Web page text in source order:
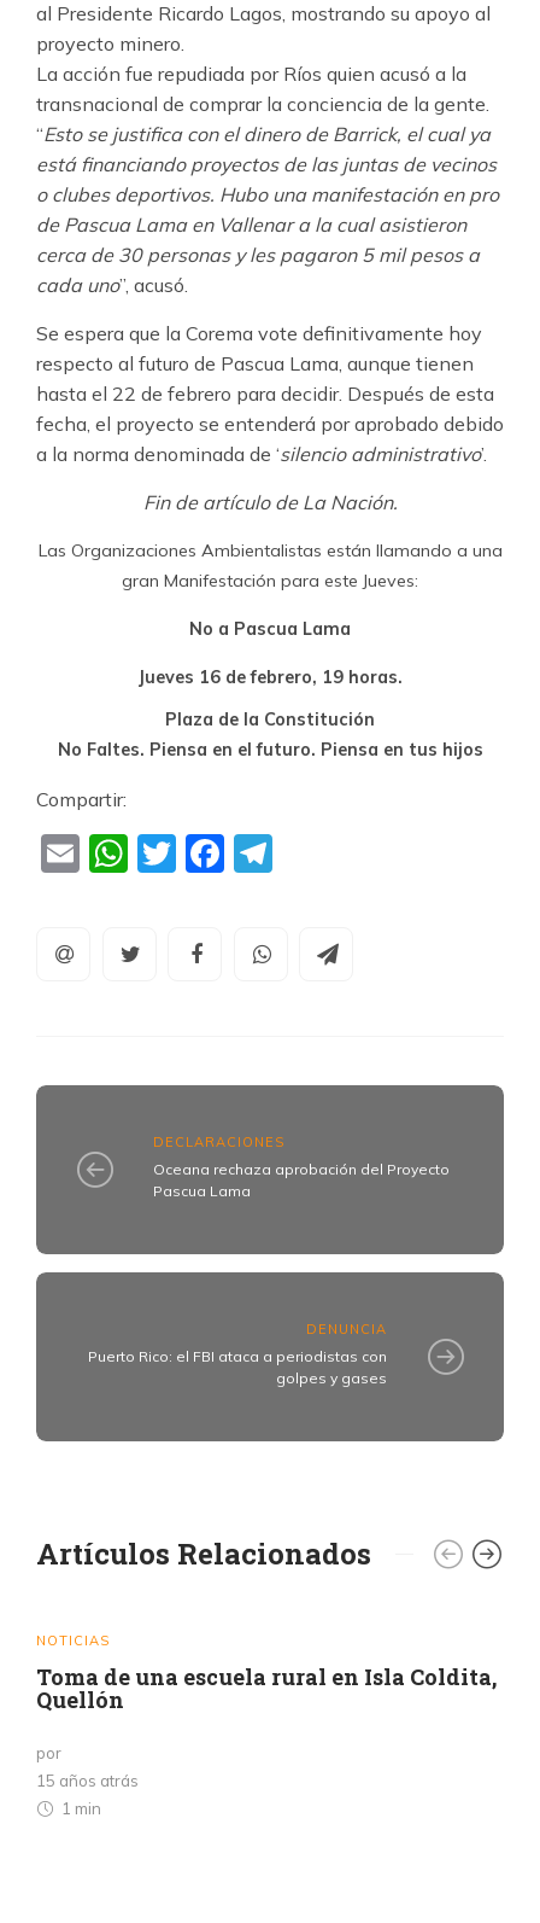
al Presidente Ricardo Lagos, mostrando su apoyo al
proyecto minero.
La acción fue repudiada por Ríos quien acusó a la
transnacional de comprar la conciencia de la gente.
“Esto se justifica con el dinero de Barrick, el cual ya
está financiando proyectos de las juntas de vecinos
o clubes deportivos. Hubo una manifestación en pro
de Pascua Lama en Vallenar a la cual asistieron
cerca de 30 personas y les pagaron 5 mil pesos a
cada uno”, acusó.
Se espera que la Corema vote definitivamente hoy
respecto al futuro de Pascua Lama, aunque tienen
hasta el 22 de febrero para decidir. Después de esta
fecha, el proyecto se entenderá por aprobado debido
a la norma denominada de ‘silencio administrativo’.
Fin de artículo de La Nación.
Las Organizaciones Ambientalistas están llamando a una
gran Manifestación para este Jueves:
No a Pascua Lama
Jueves 16 de febrero, 19 horas.
Plaza de la Constitución
No Faltes. Piensa en el futuro. Piensa en tus hijos
Compartir:
EmailWhatsApp
TwitterFacebook
DECLARACIONES
Oceana rechaza aprobación del Proyecto
Pascua Lama
DENUNCIA
Puerto Rico: el FBI ataca a periodistas con
golpes y gases
Artículos Relacionados
NOTICIAS
Toma de una escuela rural en Isla Coldita,
Quellón
por
15 años atrás
1 min